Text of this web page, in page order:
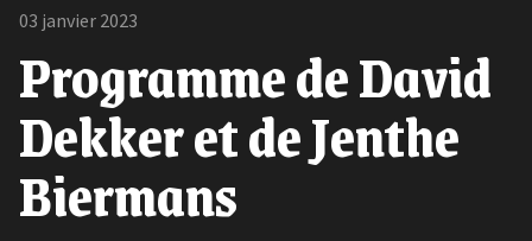
03 janvier 2023
Programme de David
Dekker et de Jenthe
Biermans